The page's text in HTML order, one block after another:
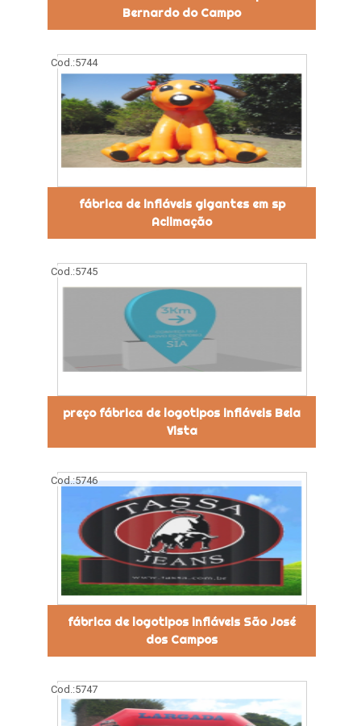
Bernardo do Campo
Cod.:5744
fábrica de infláveis gigantes em sp
Aclimação
Cod.:5745
preço fábrica de logotipos infláveis Bela
Vista
Cod.:5746
fábrica de logotipos infláveis São José
dos Campos
Cod.:5747